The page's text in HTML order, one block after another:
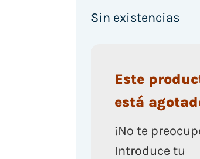
Sin existencias
Este
está
¡No te
Introduce tu